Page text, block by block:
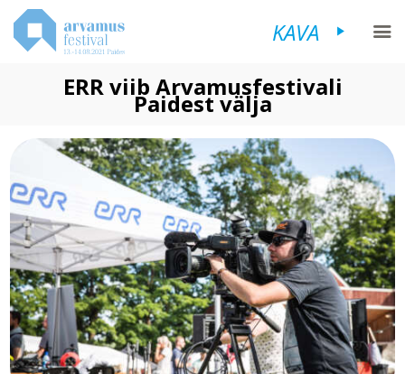
KAVA
ERR viib Arvamusfestivali
Paidest välja
FESTIVALIST
KAVA
KÜLASTAJALE
KORRALDAJALE